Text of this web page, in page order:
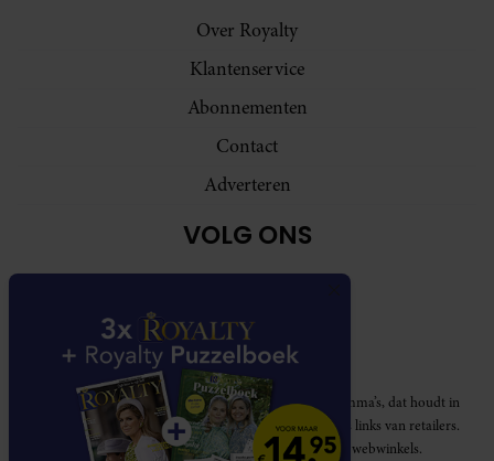
Over Royalty
Klantenservice
Abonnementen
Contact
Adverteren
VOLG ONS
Royalty participeert in diverse affiliate marketing programma’s, dat houdt in
dat Royalty commissies ontvangt voor aankopen middels links van retailers.
Deze website wordt niet gesponsord door de genoemde webwinkels.